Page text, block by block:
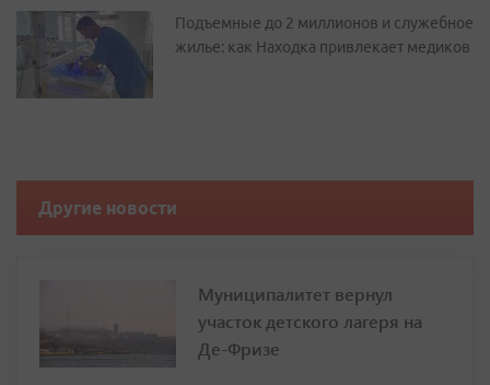
Подъемные до 2 миллионов и служебное
жилье: как Находка привлекает медиков
Другие новости
Муниципалитет вернул
участок детского лагеря на
Де-Фризе